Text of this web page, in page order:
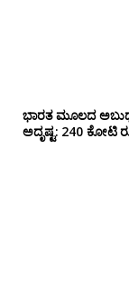
ಭಾರತ ಮೂಲದ
ಅದೃಷ್ಟ: 240 ಕೋಟಿ